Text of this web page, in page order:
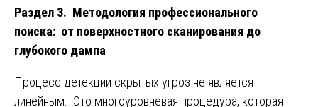
Раздел 3. Методология профессионального
поиска: от поверхностного сканирования до
глубокого дампа
Процесс детекции скрытых угроз не является
линейным. Это многоуровневая процедура, которая